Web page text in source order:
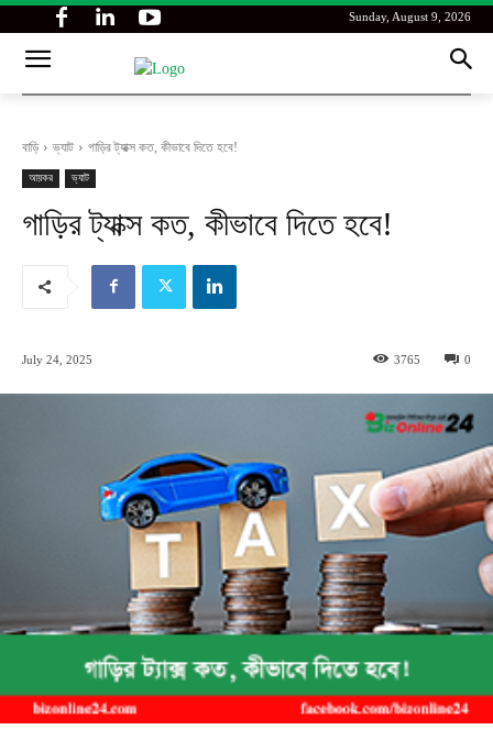
Sunday, August 9, 2026
বাড়ি ভ্যাট গাড়ির ট্যাক্স কত, কীভাবে দিতে হবে!
আয়কর ভ্যাট
গাড়ির ট্যাক্স কত, কীভাবে দিতে হবে!
July 24, 2025 0
3765